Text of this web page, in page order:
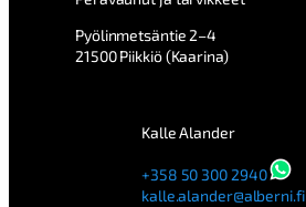
Pyölinmetsäntie 2–4
21500 Piikkiö (Kaarina)
Kalle Alander
+358 50 300 2940
kalle.alander@alberni.fi